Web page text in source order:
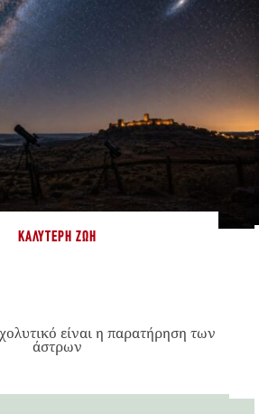
ΚΑΛΎΤΕΡΗ ΖΩΉ
είναι η παρατήρηση των
άστρων